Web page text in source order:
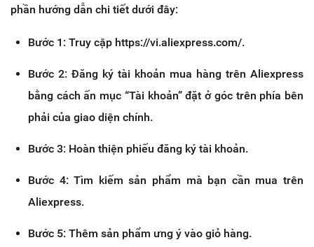
phần hướng dẫn chi tiết dưới đây:
Bước 1: Truy cập https://vi.aliexpress.com/.
Bước 2: Đăng ký tài khoản mua hàng trên Aliexpress
bằng cách ấn mục “Tài khoản” đặt ở góc trên phía bên
phải của giao diện chính.
Bước 3: Hoàn thiện phiếu đăng ký tài khoản.
Bước 4: Tìm kiếm sản phẩm mà bạn cần mua trên
Aliexpress.
Bước 5: Thêm sản phẩm ưng ý vào giỏ hàng.